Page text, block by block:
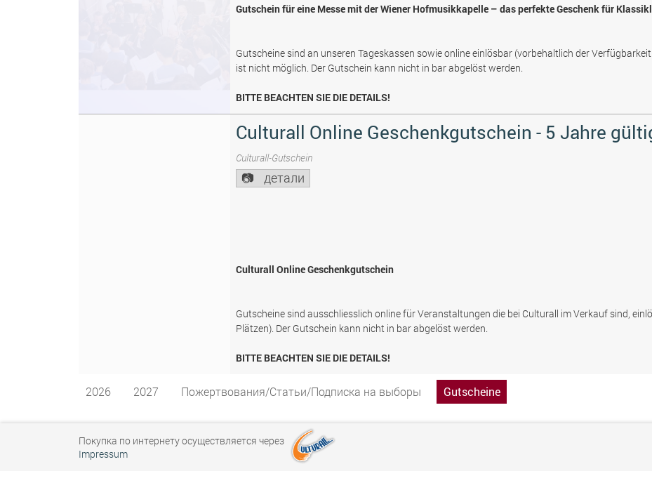
Gutschein für eine Messe mit der Wiener Hofmusikkapelle – das perfekte Geschenk für
Gutscheine sind an unseren Tageskassen sowie online einlösbar (vorbehaltlich der
ist nicht möglich. Der Gutschein kann nicht in bar abgelöst werden.
BITTE BEACHTEN SIE DIE DETAILS!
Culturall Online Geschenkgutschein - 5 Jahre
Culturall-Gutschein
детали
Culturall Online Geschenkgutschein
Gutscheine sind ausschliesslich online für Veranstaltungen die bei Culturall im Verkauf sind,
Plätzen). Der Gutschein kann nicht in bar abgelöst werden.
BITTE BEACHTEN SIE DIE DETAILS!
2026 2027 Пожертвования/Статьи/Подписка на выборы Gutscheine
Покупка по интернету осуществляется через
Impressum